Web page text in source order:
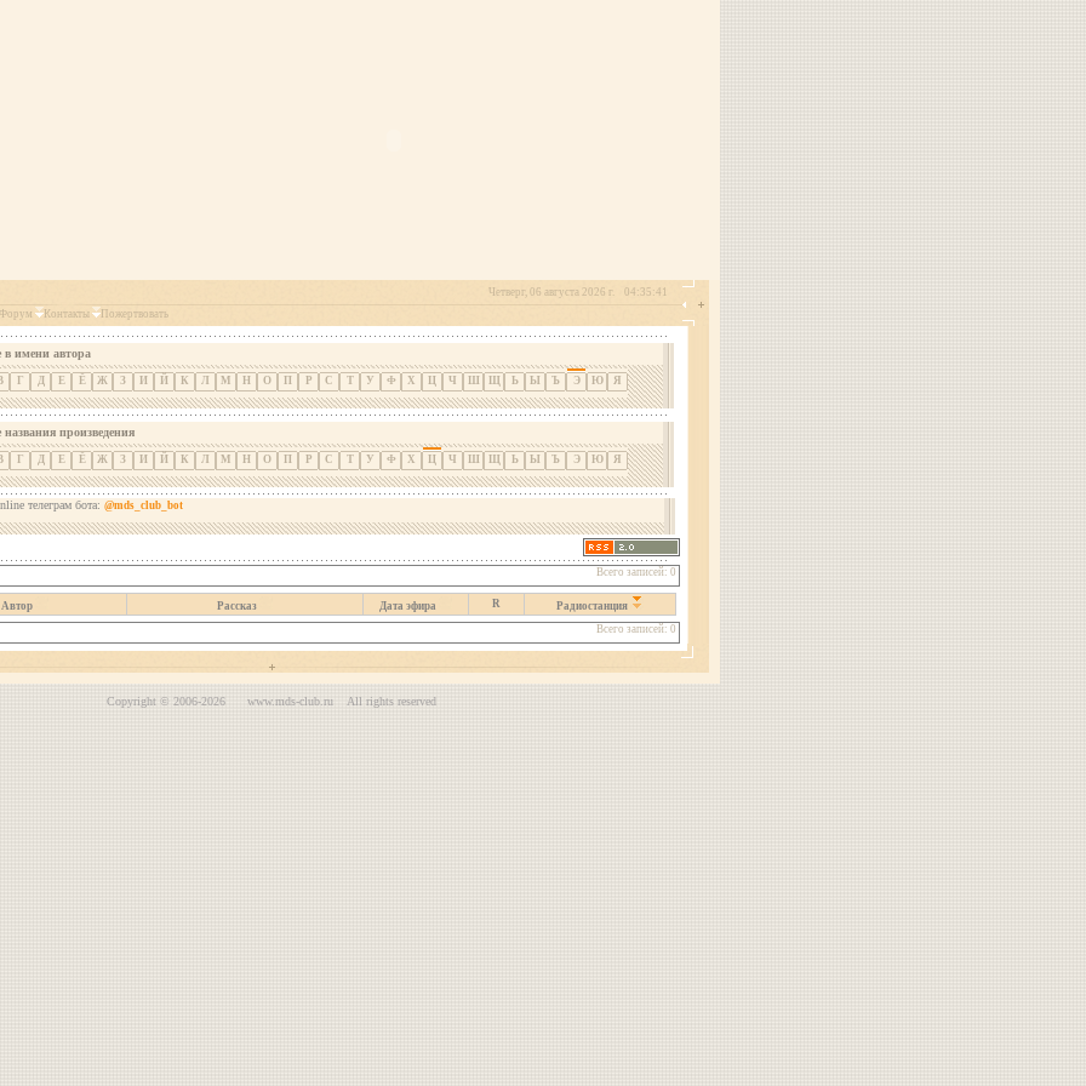
04:35:41
Четверг, 06 августа 2026 г.
Форум
Контакты Пожертвовать
в имени автора
Г Д Е Ё Ж З И Й К Л М Н О П Р С Т У Ф Х Ц Ч Ш Щ Ь Ы Ъ Э Ю Я
произведения
Г Д Е Ё Ж З И Й К Л М Н О П Р С Т У Ф Х Ц Ч Ш Щ Ь Ы Ъ Э Ю Я
телеграм бота: @mds_club_bot
Всего записей: 0
Автор Рассказ Дата эфира R
Радиостанция
Всего записей: 0
Copyright © 2006-2026 www.mds-club.ru All rights reserved